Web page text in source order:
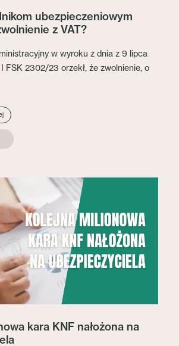
ubezpieczeniowym
z VAT?
w wyroku z dnia z 9 lipca
FSK 2302/23 orzekł, że zwolnienie, o
kara KNF nałożona na